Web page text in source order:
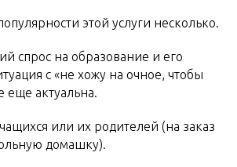
этой услуги несколько.
спрос на образование и его
с «не хожу на очное, чтобы
еще актуальна.
или их родителей (на заказ
домашку).